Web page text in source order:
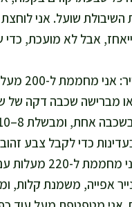
שועל. אני לוחצת
ייאחז, אבל לא מועכת,
מברישה שכבה דקה של
כדי לקבל צבע
לתנור: אני
אפייה, משמנת קלות,